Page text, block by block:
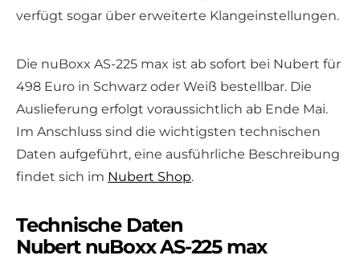
verfügt sogar über erweiterte Klangeinstellungen.
Die nuBoxx AS-225 max ist ab sofort bei Nubert für
498 Euro in Schwarz oder Weiß bestellbar. Die
Auslieferung erfolgt voraussichtlich ab Ende Mai.
Im Anschluss sind die wichtigsten technischen
Daten aufgeführt, eine ausführliche Beschreibung
findet sich im Nubert Shop.
Technische Daten
Nubert nuBoxx AS-225 max